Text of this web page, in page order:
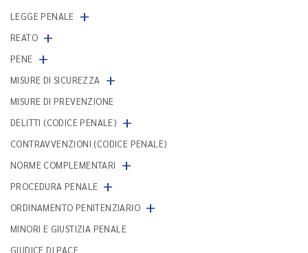
LEGGE PENALE +
REATO +
PENE +
MISURE DI SICUREZZA +
MISURE DI PREVENZIONE
DELITTI (CODICE PENALE) +
CONTRAVVENZIONI (CODICE PENALE)
NORME COMPLEMENTARI
+
PROCEDURA PENALE +
ORDINAMENTO PENITENZIARIO +
MINORI E GIUSTIZIA PENALE
GIUDICE DI PACE